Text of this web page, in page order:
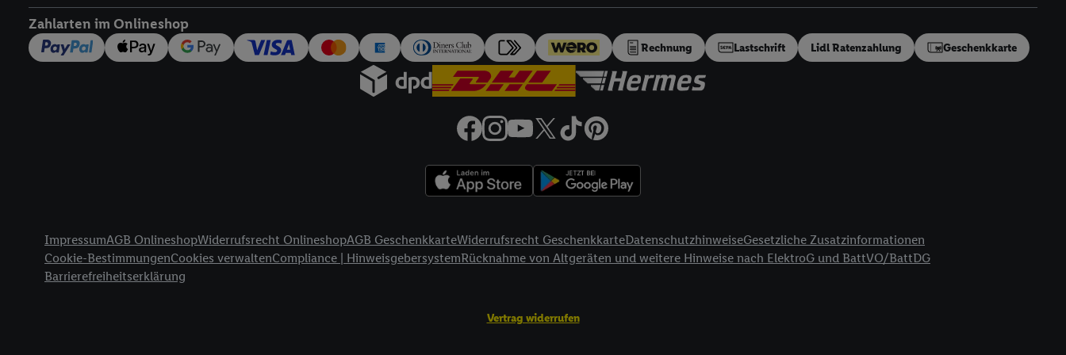
Zahlarten im Onlineshop
Rechnung Lastschrift Lidl Ratenzahlung Geschenkkarte
ImpressumAGB OnlineshopWiderrufsrecht OnlineshopAGB GeschenkkarteWiderrufsrecht GeschenkkarteDatenschutzhinweiseGesetzliche Zusatzinformationen
Cookie-BestimmungenCookies verwaltenCompliance | HinweisgebersystemRücknahme von Altgeräten und weitere Hinweise nach ElektroG und BattVO/BattDG
Barrierefreiheitserklärung
Vertrag widerrufen
widerrufen - jederzeit auch überdas Datenschutzportal von Utiq („consenthub“)oder über „Anpassen“/„Nutzung der
die Lidl-Dienste) widerrufen. Weitere Informationen finden Sie in denDatenschutzbestimmungen von Utiq.
Durch einen Klick auf „Ablehnen“ können Sie nur den Einsatz notwendiger Techniken zulassen. Durch einen Klick auf
„Zustimmen“ stimmen Sie allen Verarbeitungen zu sämtlichen vorgenannten Zwecken unter Einbindung sämtlicher
jederzeit mit Wirkung für die Zukunft zu widerrufen, finden Sie in unserenDatenschutzbestimmungen
Unter „Anpassen“ können Sie einzelne Verwendungszwecke oder Partner zulassen; das gilt auch für die
Gewährleistung der Sicherheit, Verhinderung und Aufdeckung von Betrug und Fehlerbehebung, Bereitstellung und
Verknüpfung verschiedener Endgeräte, Identifikation von Geräten anhand automatisch übermittelter Informationen,
Messung des Erfolgs von Werbekampagnen durch TTD und Nutzung der Telekommunikations-basierten Utiq-
Zugriff auf Informationen auf einem Endgerät. Entwicklung und Verbesserung der Angebote. Analyse von